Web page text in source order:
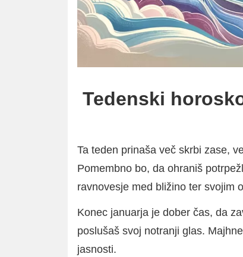
Tedenski
Ta teden prinaša več skrbi zase,
Pomembno bo, da ohraniš
ravnovesje med bližino ter svojim
Konec januarja je dober čas, da
poslušaš svoj notranji glas.
jasnosti.